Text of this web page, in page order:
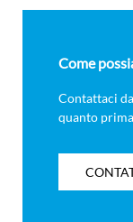
Come
Contattaci
quanto